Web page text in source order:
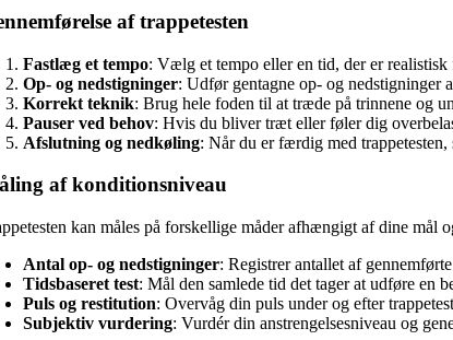
af trappetesten
Fastlæg et tempo: Vælg et tempo eller en tid, der er
Op- og nedstigninger: Udfør gentagne op- og nedstigninger
Korrekt teknik: Brug hele foden til at træde på trinnene og
Pauser ved behov: Hvis du bliver træt eller føler dig
Afslutning og nedkøling: Når du er færdig med
af konditionsniveau
kan måles på forskellige måder afhængigt af dine mål
Antal op- og nedstigninger: Registrer antallet af
Tidsbaseret test: Mål den samlede tid det tager at udføre en
Puls og restitution: Overvåg din puls under og efter
Subjektiv vurdering: Vurdér din anstrengelsesniveau og